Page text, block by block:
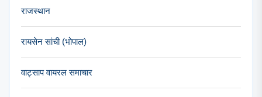
राजस्थान
रायसेन सांची (भोपाल)
वाट्साप वायरल समाचार